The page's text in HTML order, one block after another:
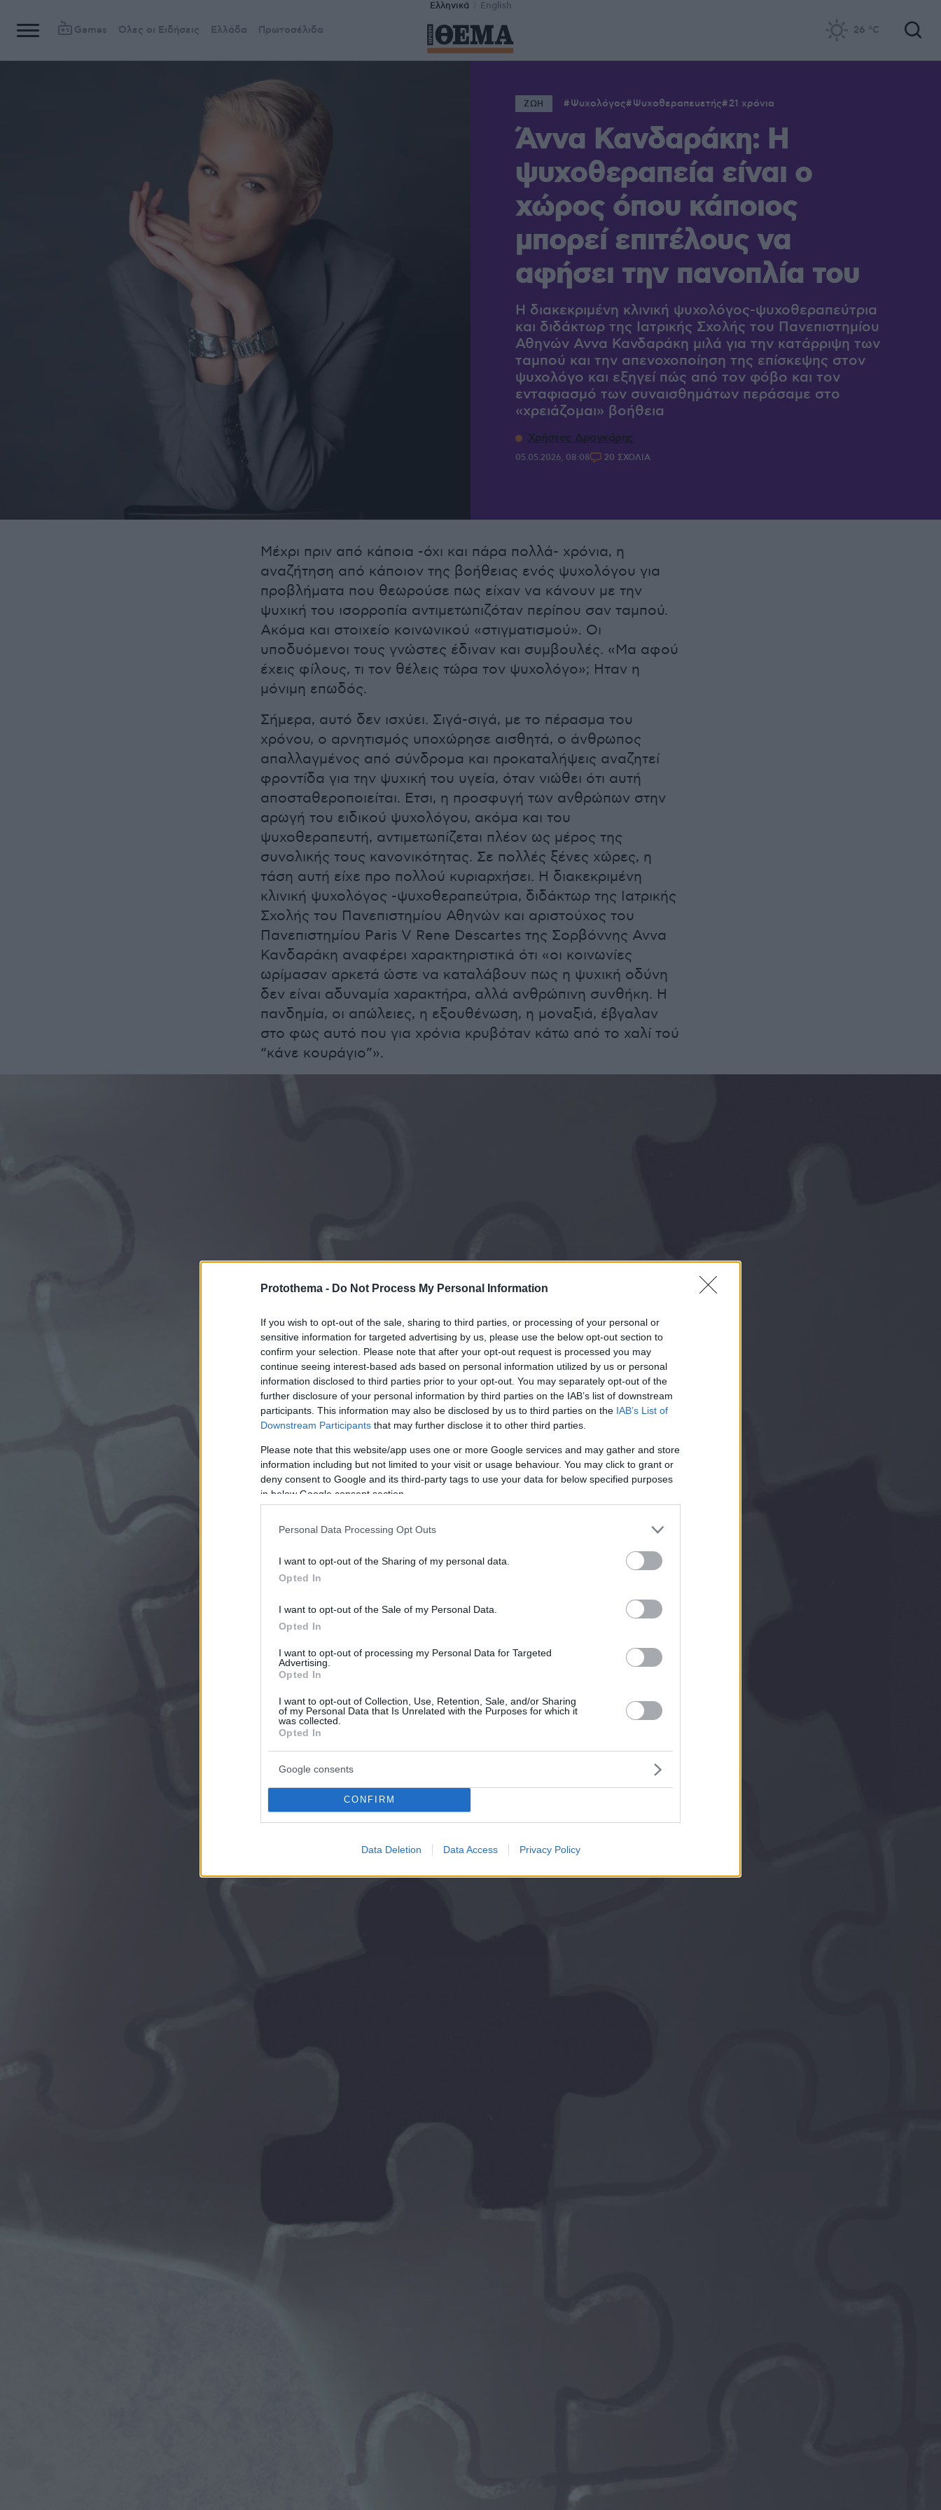
Protothema - Do Not Process My Personal Information
If you wish to opt-out of the sale, sharing to third parties, or processing of your personal or
sensitive information for targeted advertising by us, please use the below opt-out section to
confirm your selection. Please note that after your opt-out request is processed you may
continue seeing interest-based ads based on personal information utilized by us or personal
information disclosed to third parties prior to your opt-out. You may separately opt-out of the
further disclosure of your personal information by third parties on the IAB’s list of downstream
participants. This information may also be disclosed by us to third parties on the IAB’s List of
Downstream Participants that may further disclose it to other third parties.
Please note that this website/app uses one or more Google services and may gather and store
information including but not limited to your visit or usage behaviour. You may click to grant or
deny consent to Google and its third-party tags to use your data for below specified purposes
in below Google consent section.
Personal Data Processing Opt Outs
I want to opt-out of the Sharing of my personal data.
Opted In
I want to opt-out of the Sale of my Personal Data.
Opted In
I want to opt-out of processing my Personal Data for Targeted
Advertising.
Opted In
I want to opt-out of Collection, Use, Retention, Sale, and/or Sharing
of my Personal Data that Is Unrelated with the Purposes for which it
was collected.
Opted In
Google consents
CONFIRM
Data Deletion Data Access Privacy Policy
Ελληνικά English
Games Όλες οι Ειδήσεις Ελλάδα Πρωτοσέλιδα 26 °C
ΖΩΗ Ψυχολόγος Ψυχοθεραπευετής 21 χρόνια
Άννα Κανδαράκη: Η
ψυχοθεραπεία είναι ο
χώρος όπου κάποιος
μπορεί επιτέλους να
αφήσει την πανοπλία του
Η διακεκριμένη κλινική ψυχολόγος-ψυχοθεραπεύτρια
και διδάκτωρ της Ιατρικής Σχολής του Πανεπιστημίου
Αθηνών Αννα Κανδαράκη μιλά για την κατάρριψη των
ταμπού και την απενοχοποίηση της επίσκεψης στον
ψυχολόγο και εξηγεί πώς από τον φόβο και τον
ενταφιασμό των συναισθημάτων περάσαμε στο
«χρειάζομαι» βοήθεια
Χρήστος Δρογκάρης
05.05.2026, 08:08 20 ΣΧΟΛΙΑ
Μέχρι πριν από κάποια -όχι και πάρα πολλά- χρόνια, η
αναζήτηση από κάποιον της βοήθειας ενός ψυχολόγου για
προβλήματα που θεωρούσε πως είχαν να κάνουν με την
ψυχική του ισορροπία αντιμετωπιζόταν περίπου σαν ταμπού.
Ακόμα και στοιχείο κοινωνικού «στιγματισμού». Οι
υποδυόμενοι τους γνώστες έδιναν και συμβουλές. «Μα αφού
έχεις φίλους, τι τον θέλεις τώρα τον ψυχολόγο»; Ηταν η
μόνιμη επωδός.
Σήμερα, αυτό δεν ισχύει. Σιγά-σιγά, με το πέρασμα του
χρόνου, ο αρνητισμός υποχώρησε αισθητά, ο άνθρωπος
απαλλαγμένος από σύνδρομα και προκαταλήψεις αναζητεί
φροντίδα για την ψυχική του υγεία, όταν νιώθει ότι αυτή
αποσταθεροποιείται. Ετσι, η προσφυγή των ανθρώπων στην
αρωγή του ειδικού ψυχολόγου, ακόμα και του
ψυχοθεραπευτή, αντιμετωπίζεται πλέον ως μέρος της
συνολικής τους κανονικότητας. Σε πολλές ξένες χώρες, η
τάση αυτή είχε προ πολλού κυριαρχήσει. Η διακεκριμένη
κλινική ψυχολόγος -ψυχοθεραπεύτρια, διδάκτωρ της Ιατρικής
Σχολής του Πανεπιστημίου Αθηνών και αριστούχος του
Πανεπιστημίου Paris V Rene Descartes της Σορβόννης Αννα
Κανδαράκη αναφέρει χαρακτηριστικά ότι «οι κοινωνίες
ωρίμασαν αρκετά ώστε να καταλάβουν πως η ψυχική οδύνη
δεν είναι αδυναμία χαρακτήρα, αλλά ανθρώπινη συνθήκη. Η
πανδημία, οι απώλειες, η εξουθένωση, η μοναξιά, έβγαλαν
στο φως αυτό που για χρόνια κρυβόταν κάτω από το χαλί τού
“κάνε κουράγιο”».